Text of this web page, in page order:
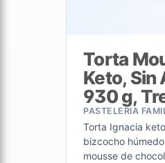
Torta
Keto, Sin
930 g,
PASTELERIA
Torta Ignacia
bizcocho
mousse de